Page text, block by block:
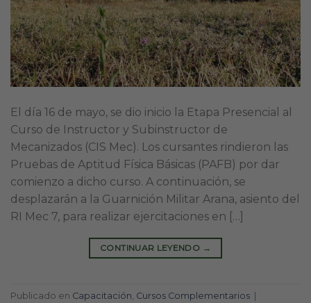
El día 16 de mayo, se dio inicio la Etapa Presencial al
Curso de Instructor y Subinstructor de
Mecanizados (CIS Mec). Los cursantes rindieron las
Pruebas de Aptitud Física Básicas (PAFB) por dar
comienzo a dicho curso. A continuación, se
desplazarán a la Guarnición Militar Arana, asiento del
RI Mec 7, para realizar ejercitaciones en […]
CONTINUAR LEYENDO →
Publicado en Capacitación Cursos Complementarios